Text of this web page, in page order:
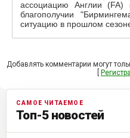
ассоциацию Англии
благополучии
ситуацию в прошлом
Добавлять комментарии могут
САМОЕ ЧИТАЕМОЕ
Топ-5 новостей